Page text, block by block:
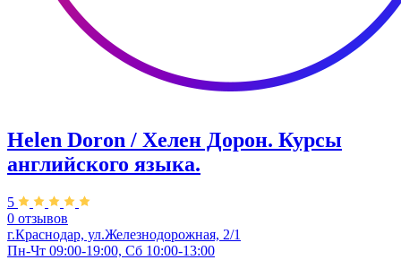
Helen Doron / Хелен Дорон. Курсы
английского языка.
5
0 отзывов
г.Краснодар, ул.Железнодорожная, 2/1
Пн-Чт 09:00-19:00, Сб 10:00-13:00